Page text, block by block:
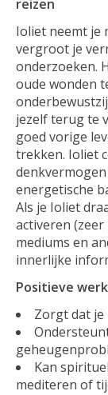
reizen
Ioliet neemt je
vergroot je
onderzoeken.
oude wonden
jezelf terug te
goed vorige
trekken. Ioliet
energetische
Als je Ioliet
activeren
mediums en
innerlijke
Positieve
Zorgt dat
Kan
mediteren of